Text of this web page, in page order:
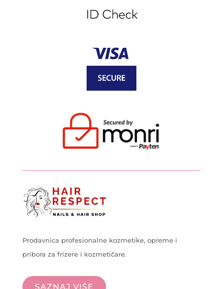
Prodavnica profesionalne kozmetike, opreme i
pribora za frizere i kozmetičare.
SAZNAJ VIŠE